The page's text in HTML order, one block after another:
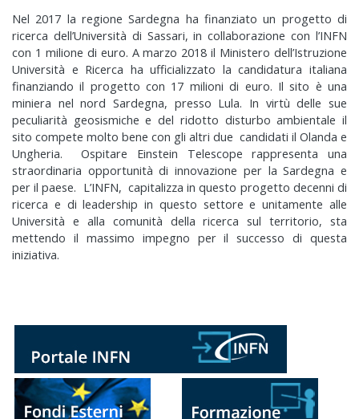
Nel 2017 la regione Sardegna ha finanziato un progetto di
ricerca dell’Università di Sassari, in collaborazione con l’INFN
con 1 milione di euro. A marzo 2018 il Ministero dell’Istruzione
Università e Ricerca ha ufficializzato la candidatura italiana
finanziando il progetto con 17 milioni di euro. Il sito è una
miniera nel nord Sardegna, presso Lula. In virtù delle sue
peculiarità geosismiche e del ridotto disturbo ambientale il
sito compete molto bene con gli altri due candidati il Olanda e
Ungheria. Ospitare Einstein Telescope rappresenta una
straordinaria opportunità di innovazione per la Sardegna e
per il paese. L’INFN, capitalizza in questo progetto decenni di
ricerca e di leadership in questo settore e unitamente alle
Università e alla comunità della ricerca sul territorio, sta
mettendo il massimo impegno per il successo di questa
iniziativa.